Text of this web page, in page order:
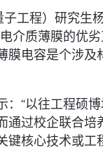
工程）研究生
介质薄膜的优
电容是个涉
“以往工程硕
过校企联合
核心技术或